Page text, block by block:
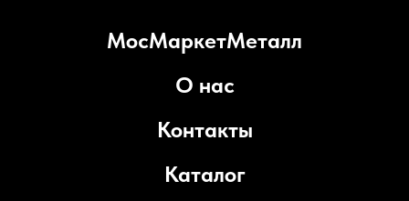
МосМаркетМеталл
О нас
Контакты
Каталог